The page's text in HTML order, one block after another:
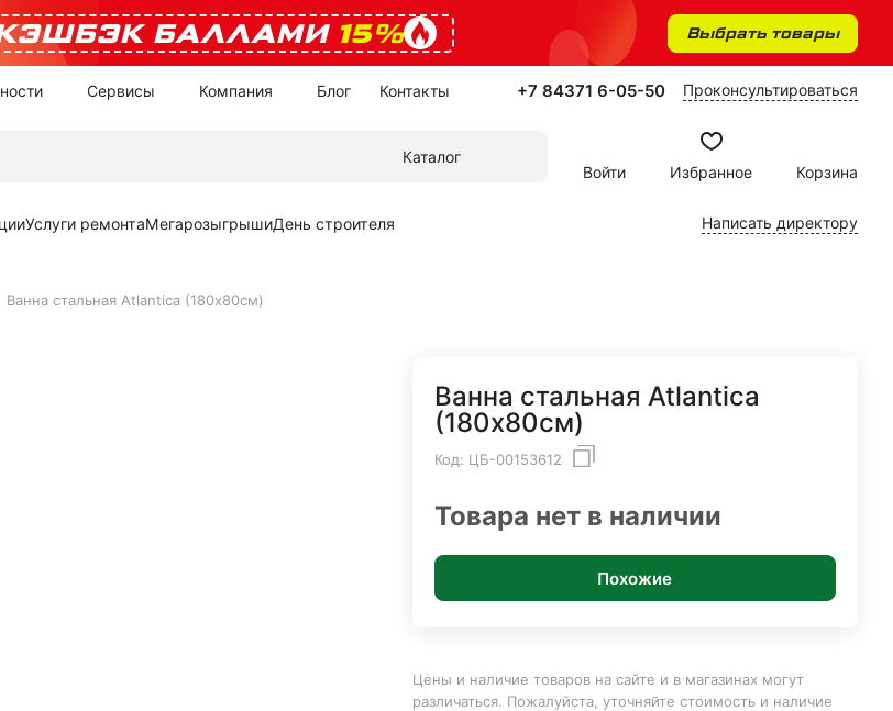
БАЛЛАМИ 15% Выбрать товары
Сервисы Компания Блог Контакты +7 84371 6-05-50 Проконсультироваться
Каталог
Войти
Избранное Корзина
Услуги ремонтаМегарозыгрышиДень строителя Написать директору
Ванна стальная Atlantica (180х80см)
Ванна стальная Atlantica
(180х80см)
Код: ЦБ-00153612
Товара нет в наличии
Похожие
Цены и наличие товаров на сайте и в магазинах могут
различаться. Пожалуйста, уточняйте стоимость и наличие